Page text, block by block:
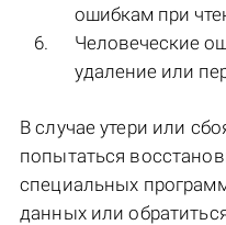
ошибкам при
Человеческие
удаление или
В случае утери или
попытаться
специальных
данных или